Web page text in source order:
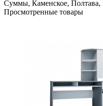
Суммы, Каменское, Полтава,
Просмотренные товары